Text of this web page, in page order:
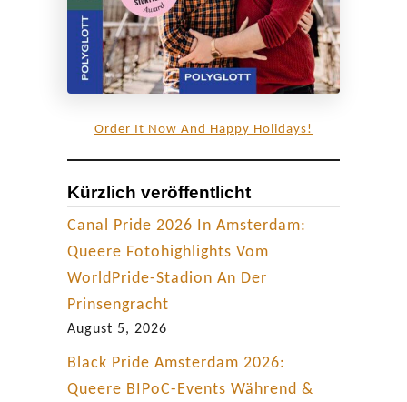
Order It Now And Happy Holidays!
Kürzlich veröffentlicht
Canal Pride 2026 In Amsterdam:
Queere Fotohighlights Vom
WorldPride-Stadion An Der
Prinsengracht
August 5, 2026
Black Pride Amsterdam 2026:
Queere BIPoC-Events Während &